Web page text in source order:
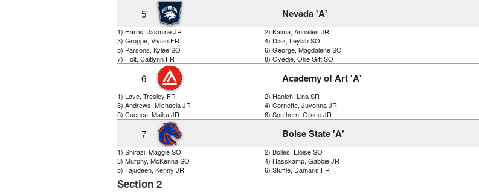
5 Nevada 'A'
1) Harris, Jasmine JR
2) Kalma, Annalies JR
3) Groppe, Vivian FR
4) Diaz, Leylah SO
5) Parsons, Kylee SO
6) George, Magdalene SO
7) Holt, Caitlynn FR
8) Ovedje, Oke Gift SO
6 Academy of Art 'A'
1) Love, Tresley FR
2) Hanich, Lina SR
3) Andrews, Michaela JR
4) Cornette, Juvonna JR
5) Cuenca, Maika JR
6) Southern, Grace JR
7 Boise State 'A'
1) Shirazi, Maggie SO
2) Bolles, Eloise SO
3) Murphy, McKenna SO
4) Hasskamp, Gabbie JR
5) Tajudeen, Kenny JR
6) Stuffle, Damaris FR
Section 2